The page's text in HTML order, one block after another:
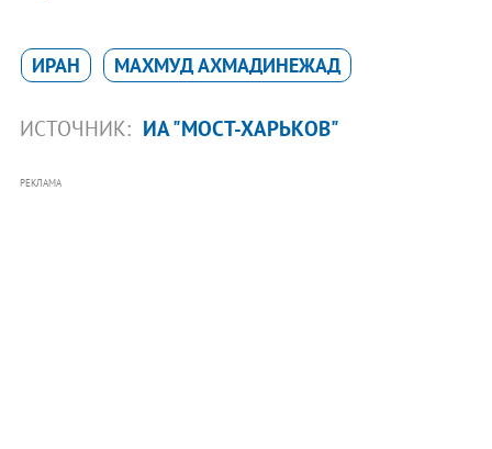
ИРАН МАХМУД АХМАДИНЕЖАД
ИСТОЧНИК: ИА "МОСТ-ХАРЬКОВ"
РЕКЛАМА